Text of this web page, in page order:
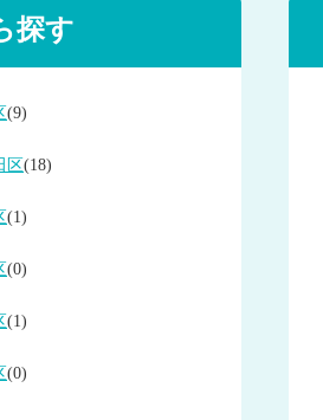
探す
(9)
区(18)
(1)
(0)
(1)
(0)